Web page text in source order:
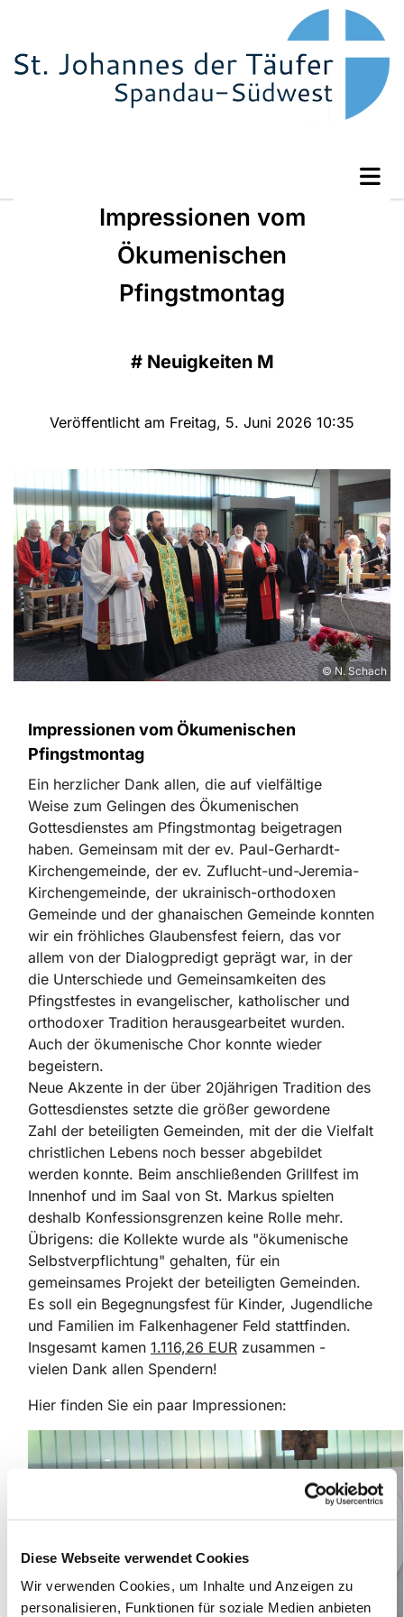
Diese Webseite verwendet Cookies
Wir verwenden Cookies, um Inhalte und Anzeigen zu
personalisieren, Funktionen für soziale Medien anbieten
Impressionen vom
Ökumenischen
Pfingstmontag
# Neuigkeiten M
Veröffentlicht am Freitag, 5. Juni 2026 10:35
© N. Schach
Impressionen vom Ökumenischen
Pfingstmontag
Ein herzlicher Dank allen, die auf vielfältige
Weise zum Gelingen des Ökumenischen
Gottesdienstes am Pfingstmontag beigetragen
haben. Gemeinsam mit der ev. Paul-Gerhardt-
Kirchengemeinde, der ev. Zuflucht-und-Jeremia-
Kirchengemeinde, der ukrainisch-orthodoxen
Gemeinde und der ghanaischen Gemeinde konnten
wir ein fröhliches Glaubensfest feiern, das vor
allem von der Dialogpredigt geprägt war, in der
die Unterschiede und Gemeinsamkeiten des
Pfingstfestes in evangelischer, katholischer und
orthodoxer Tradition herausgearbeitet wurden.
Auch der ökumenische Chor konnte wieder
begeistern.
Neue Akzente in der über 20jährigen Tradition des
Gottesdienstes setzte die größer gewordene
Zahl der beteiligten Gemeinden, mit der die Vielfalt
christlichen Lebens noch besser abgebildet
werden konnte. Beim anschließenden Grillfest im
Innenhof und im Saal von St. Markus spielten
deshalb Konfessionsgrenzen keine Rolle mehr.
Übrigens: die Kollekte wurde als "ökumenische
Selbstverpflichtung" gehalten, für ein
gemeinsames Projekt der beteiligten Gemeinden.
Es soll ein Begegnungsfest für Kinder, Jugendliche
und Familien im Falkenhagener Feld stattfinden.
Insgesamt kamen 1.116,26 EUR zusammen -
vielen Dank allen Spendern!
Hier finden Sie ein paar Impressionen: